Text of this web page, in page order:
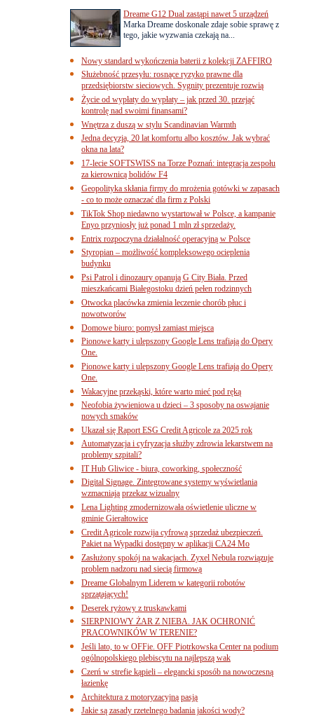
Dreame G12 Dual zastąpi nawet 5 urządzeń
Marka Dreame doskonale zdaje sobie sprawę z
tego, jakie wyzwania czekają na...
Nowy standard wykończenia baterii z kolekcji ZAFFIRO
Służebność przesyłu: rosnące ryzyko prawne dla
przedsiębiorstw sieciowych. Sygnity prezentuje rozwią
Życie od wypłaty do wypłaty – jak przed 30. przejąć
kontrolę nad swoimi finansami?
Wnętrza z duszą w stylu Scandinavian Warmth
Jedna decyzja, 20 lat komfortu albo kosztów. Jak wybrać
okna na lata?
17-lecie SOFTSWISS na Torze Poznań: integracja zespołu
za kierownicą bolidów F4
Geopolityka skłania firmy do mrożenia gotówki w zapasach
- co to może oznaczać dla firm z Polski
TikTok Shop niedawno wystartował w Polsce, a kampanie
Enyo przyniosły już ponad 1 mln zł sprzedaży.
Entrix rozpoczyna działalność operacyjną w Polsce
Styropian – możliwość kompleksowego ocieplenia
budynku
Psi Patrol i dinozaury opanują G City Biała. Przed
mieszkańcami Białegostoku dzień pełen rodzinnych
Otwocka placówka zmienia leczenie chorób płuc i
nowotworów
Domowe biuro: pomysł zamiast miejsca
Pionowe karty i ulepszony Google Lens trafiają do Opery
One.
Pionowe karty i ulepszony Google Lens trafiają do Opery
One.
Wakacyjne przekąski, które warto mieć pod ręką
Neofobia żywieniowa u dzieci – 3 sposoby na oswajanie
nowych smaków
Ukazał się Raport ESG Credit Agricole za 2025 rok
Automatyzacja i cyfryzacja służby zdrowia lekarstwem na
problemy szpitali?
IT Hub Gliwice - biura, coworking, społeczność
Digital Signage. Zintegrowane systemy wyświetlania
wzmacniają przekaz wizualny
Lena Lighting zmodernizowała oświetlenie uliczne w
gminie Gierałtowice
Credit Agricole rozwija cyfrową sprzedaż ubezpieczeń.
Pakiet na Wypadki dostępny w aplikacji CA24 Mo
Zasłużony spokój na wakacjach. Zyxel Nebula rozwiązuje
problem nadzoru nad siecią firmową
Dreame Globalnym Liderem w kategorii robotów
sprzątających!
Deserek ryżowy z truskawkami
SIERPNIOWY ŻAR Z NIEBA. JAK OCHRONIĆ
PRACOWNIKÓW W TERENIE?
Jeśli lato, to w OFFie. OFF Piotrkowska Center na podium
ogólnopolskiego plebiscytu na najlepszą wak
Czerń w strefie kąpieli – elegancki sposób na nowoczesną
łazienkę
Architektura z motoryzacyjną pasją
Jakie są zasady rzetelnego badania jakości wody?